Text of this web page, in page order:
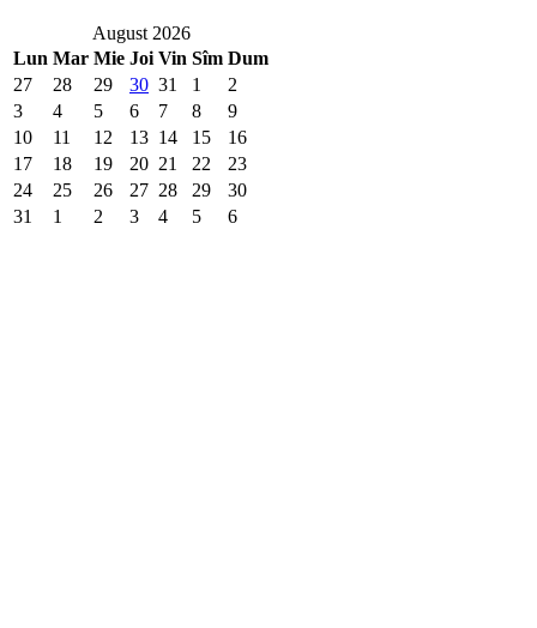
August 2026
Lun Mar Mie Joi Vin Sîm Dum
27
28 29 30 31 1
2
3
4 5 6 7 8
9
10
11 12 13 14 15
16
17
18 19 20 21 22
23
24
25 26 27 28 29
30
31
1 2 3 4 5 6